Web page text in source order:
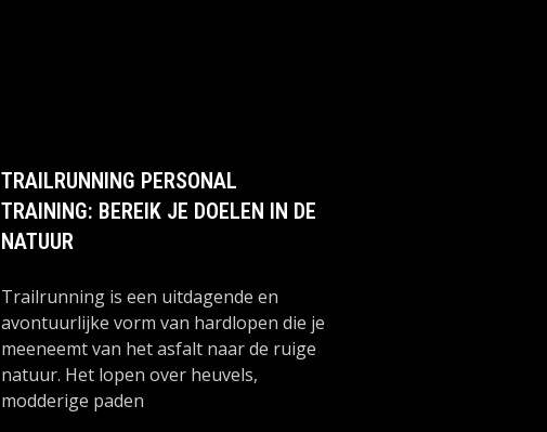
TRAILRUNNING PERSONAL
TRAINING: BEREIK JE DOELEN IN DE
NATUUR
Trailrunning is een uitdagende en
avontuurlijke vorm van hardlopen die je
meeneemt van het asfalt naar de ruige
natuur. Het lopen over heuvels,
modderige paden